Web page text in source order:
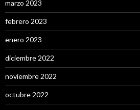
marzo 2023
febrero 2023
enero 2023
diciembre 2022
noviembre 2022
octubre 2022